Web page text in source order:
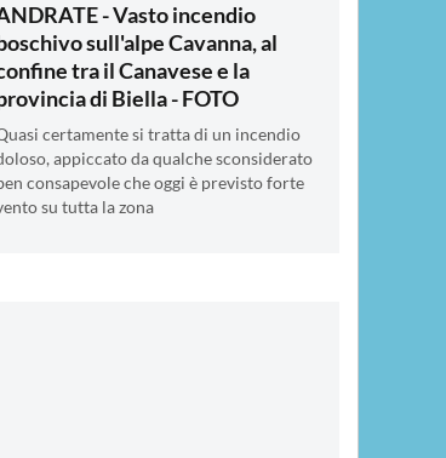
- Vasto incendio
sull'alpe Cavanna, al
tra il Canavese e la
di Biella - FOTO
certamente si tratta di un incendio
appiccato da qualche sconsiderato
consapevole che oggi è previsto forte
su tutta la zona